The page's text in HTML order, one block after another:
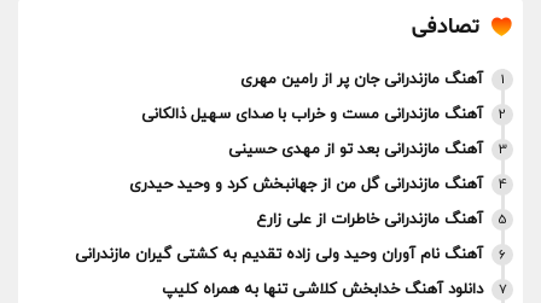
تصادفی
1 آهنگ مازندرانی جان پر از رامین مهری
2 آهنگ مازندرانی مست و خراب با صدای سهیل ذالکانی
3 آهنگ مازندرانی بعد تو از مهدی حسینی
4 آهنگ مازندرانی گل من از جهانبخش کرد و وحید حیدری
5 آهنگ مازندرانی خاطرات از علی زارع
6 آهنگ نام آوران وحید ولی زاده تقدیم به کشتی گیران مازندرانی
7 دانلود آهنگ خدابخش کلاشی تنها به همراه کلیپ